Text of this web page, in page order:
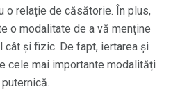
o relație de căsătorie. În plus,
o modalitate de a vă menține
cât și fizic. De fapt, iertarea și
cele mai importante modalități